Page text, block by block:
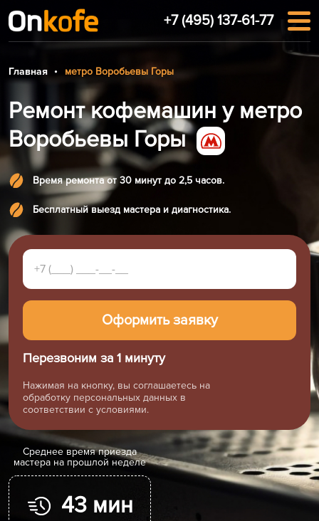
+7 (495) 137-61-77
Главная метро Воробьевы Горы
Ремонт кофемашин у метро
Воробьевы Горы
Время ремонта от 30 минут до 2,5 часов.
Бесплатный выезд мастера и диагностика.
Перезвоним за 1 минуту
Нажимая на кнопку, вы соглашаетесь на
обработку персональных данных в
соответствии с условиями.
Cреднее время приезда
мастера на прошлой неделе
43 мин